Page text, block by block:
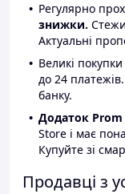
Регулярно
знижки.
Актуальні
Великі
до 24
банку.
Додаток Prom
Store і має
Купуйте зі
Продавці з